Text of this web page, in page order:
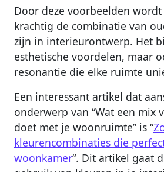
Door deze voorbeelden
krachtig de combinatie van
zijn in interieurontwerp. Het
esthetische voordelen, maar
resonantie die elke ruimte
Een interessant artikel dat
onderwerp van “Wat een mix
doet met je woonruimte” is “
kleurencombinaties die
woonkamer“. Dit artikel gaat